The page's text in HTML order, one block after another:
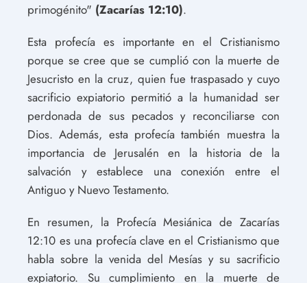
primogénito" (Zacarías 12:10).
Esta profecía es importante en el Cristianismo
porque se cree que se cumplió con la muerte de
Jesucristo en la cruz, quien fue traspasado y cuyo
sacrificio expiatorio permitió a la humanidad ser
perdonada de sus pecados y reconciliarse con
Dios. Además, esta profecía también muestra la
importancia de Jerusalén en la historia de la
salvación y establece una conexión entre el
Antiguo y Nuevo Testamento.
En resumen, la Profecía Mesiánica de Zacarías
12:10 es una profecía clave en el Cristianismo que
habla sobre la venida del Mesías y su sacrificio
expiatorio. Su cumplimiento en la muerte de